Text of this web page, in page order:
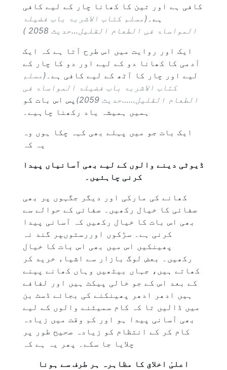
کافی ہے اور تین کا کھانا چار کے لیے کافی
ہے۔ (مسلم کتاب الاشربۃ باب فضیلۃ
المواساۃ فی الطعام القلیل…حدیث 2058 )
ایک اور روایت میں اس طرح آتا ہے کہ ایک
آدمی کا کھانا دو کے لیے اور دو کا چار کے
لیے اور چار کا آٹھ کے لیے کافی ہے۔ (مسلم
کتاب الاشربۃ باب فضیلۃ المواساۃ فی
الطعام القلیل……حدیث 2059)
پس اس بات کو
ہمیں ہمیشہ یاد رکھنا چاہیے۔
ایک بات جو میں پہلے بھی کہہ چکا ہوں وہ
یہ کہ
ڈیوٹی دینے والوں کے لیے بھی آسانیاں پیدا
کرنی چاہئیں۔
کھانے کی مارکی اور دیگر جگہوں پر بھی
صفائی کا خیال رکھیں۔ صفائی کے حوالے سے
بھی اس بات کا خیال رکھیں کہ آسانی پیدا
کرنی ہے۔ سڑکوں اوررستوںپر گند نہ
پھینکیں اس میں بھی اس بات کا خیال
رکھیں۔ بعض لوگ بازار سے اشیاء خرید کر
کھاتے ہیں، جہاں بیٹھیں وہاں کھانے پینے
کے بعد اس کے جو خالی پیکٹ ہیں اور لفافے
ہیں ادھر ادھر پھینکنے کی بجائے ڈسٹ بن
میں ڈالیں تا کہ کام سمیٹنے والوں کے لیے
بھی آسانی پیدا ہو اور کم وقت میں زیادہ
کام کر کے انتظام کو زیادہ صحیح طور پر
چلایا جا سکے۔ پھر یہ ہے کہ
اعلیٰ اخلاق کا مظاہرہ ہر طرف سے ہونا